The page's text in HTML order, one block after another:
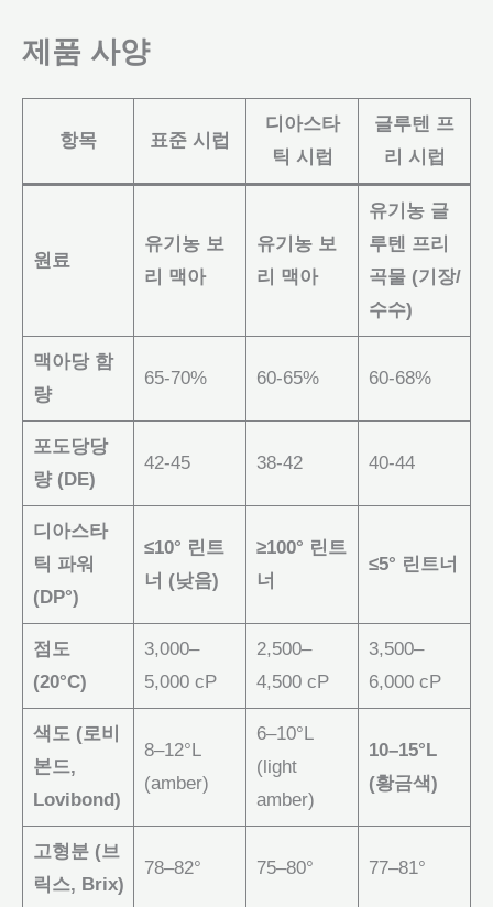
제품 사양
항목 표준 시럽
디아스타
틱 시럽
글루텐 프
리 시럽
원료
유기농 보
리 맥아
유기농 보
리 맥아
유기농 글
루텐 프리
곡물 (기장/
수수)
맥아당 함
량
65-70% 60-65% 60-68%
포도당당
량 (DE)
42-45 38-42 40-44
디아스타
틱 파워
(DP°)
≤10° 린트
너 (낮음)
≥100° 린트
너
≤5° 린트너
점도
(20°C)
3,000–
5,000 cP
2,500–
4,500 cP
3,500–
6,000 cP
색도 (로비
본드,
Lovibond)
8–12°L
(amber)
6–10°L
(light
amber)
10–15°L
(황금색)
고형분 (브
릭스, Brix)
78–82° 75–80° 77–81°